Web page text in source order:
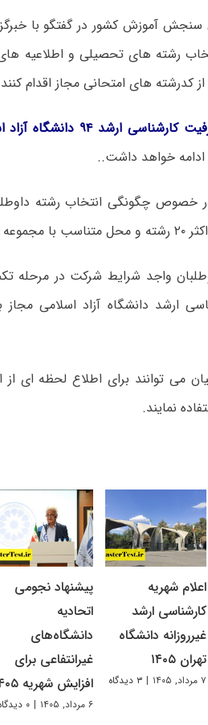
سنجش آموزش کشور در گفتگو با
رشته های تحصیلی و اطلاعیه
ارشد ۹۴ دانشگاه آزاد اسلامی
خصوص چگونگی انتخاب رشته
هستند.
واجد شرایط شرکت در مرحله
ارشد دانشگاه آزاد اسلامی
می توانند برای اطلاع لحظه ای از
نمایند.
اعلام شهریه
کارشناسی ارشد
غیرروزانه دانشگاه
تهران ۱۴۰۵
۷ مرداد, ۱۴۰۵ | ۳ دیدگاه
پیشنهاد نجومی
اتحادیه
دانشگاه‌های
غیرانتفاعی برای
افزایش شهریه ۱۴۰۵
۶ مرداد, ۱۴۰۵ | ۰ دیدگاه